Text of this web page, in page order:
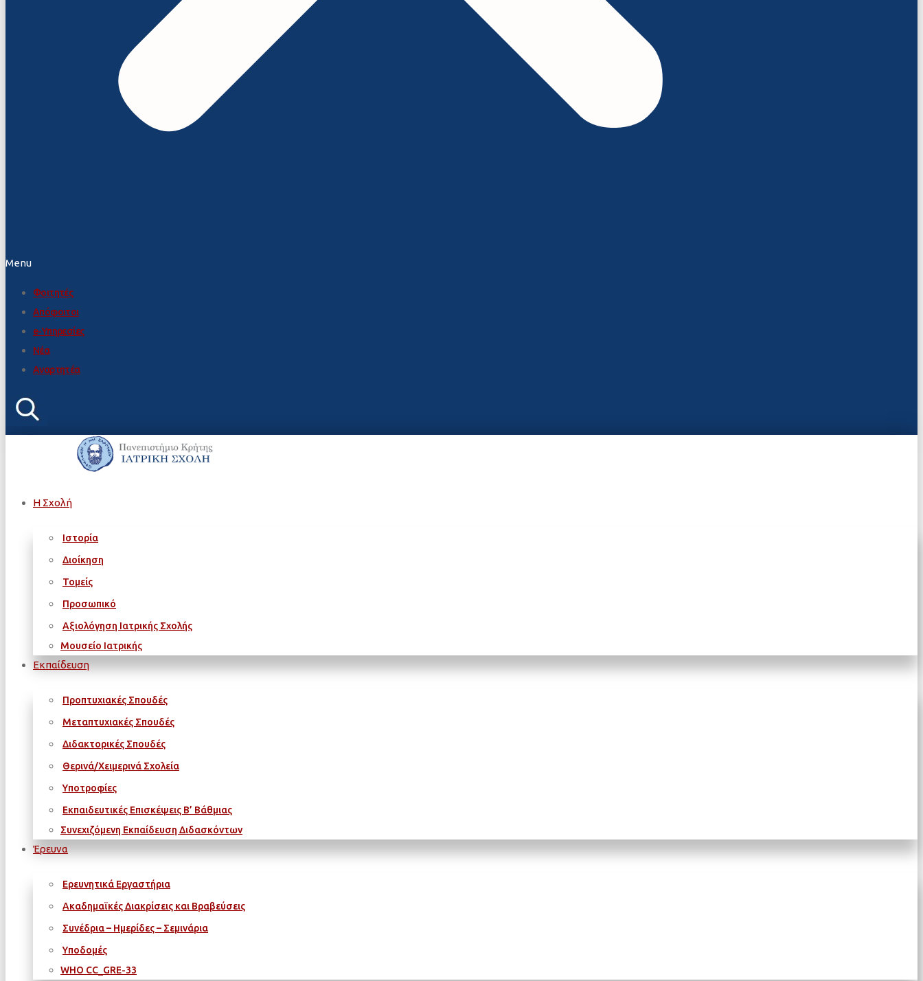
Menu
Φοιτητές
Απόφοιτοι
e-Υπηρεσίες
Νέα
Αναρτητέα
Η Σχολή
Ιστορία
Διοίκηση
Τομείς
Προσωπικό
Αξιολόγηση Ιατρικής Σχολής
Μουσείο Ιατρικής
Εκπαίδευση
Προπτυχιακές Σπουδές
Μεταπτυχιακές Σπουδές
Διδακτορικές Σπουδές
Θερινά/Χειμερινά Σχολεία
Υποτροφίες
Εκπαιδευτικές Επισκέψεις Β’ Βάθμιας
Συνεχιζόμενη Εκπαίδευση Διδασκόντων
Έρευνα
Ερευνητικά Εργαστήρια
Ακαδημαϊκές Διακρίσεις και Βραβεύσεις
Συνέδρια – Ημερίδες – Σεμινάρια
Υποδομές
WΗΟ CC_GRE-33